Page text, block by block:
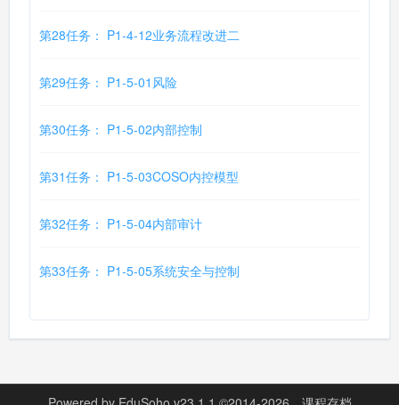
第28任务： P1-4-12业务流程改进二
第29任务： P1-5-01风险
第30任务： P1-5-02内部控制
第31任务： P1-5-03COSO内控模型
第32任务： P1-5-04内部审计
第33任务： P1-5-05系统安全与控制